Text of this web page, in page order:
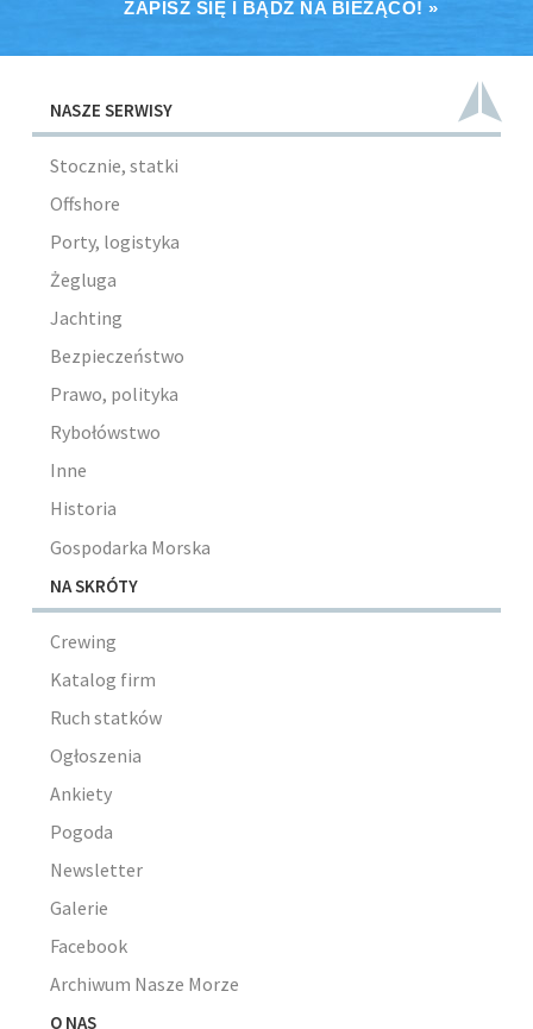
ZAPISZ SIĘ I BĄDŹ NA BIEŻĄCO! »
NASZE SERWISY
Stocznie, statki
Offshore
Porty, logistyka
Żegluga
Jachting
Bezpieczeństwo
Prawo, polityka
Rybołówstwo
Inne
Historia
Gospodarka Morska
NA SKRÓTY
Crewing
Katalog firm
Ruch statków
Ogłoszenia
Ankiety
Pogoda
Newsletter
Galerie
Facebook
Archiwum Nasze Morze
O NAS